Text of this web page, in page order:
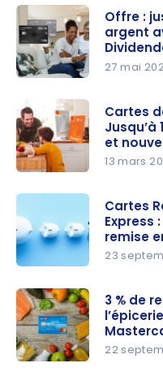
Mastercar
d BMO
Remises
World Elite!
Jusqu’à
350 $ de
remise en
argent et
première
année
gratuite !
jusqu’à
300 $ de
remise en
argent
avec les
CIBC
Dividendes
Offre :
argent
27 mai
crédit
Tangerine
2026 :
Jusqu’à
100 $ de
remise en
argent et
nouvelles
catégories
Cartes
Jusqu’à
et
13 mars
RemiseSim
ple
American
Express :
Cartes
Express
remise
23
3 % de
22